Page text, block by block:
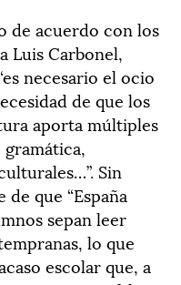
de acuerdo con los
Luis Carbonel,
necesario el ocio
de que los
aporta múltiples
Sin
que “España
sepan leer
lo que
escolar que, a